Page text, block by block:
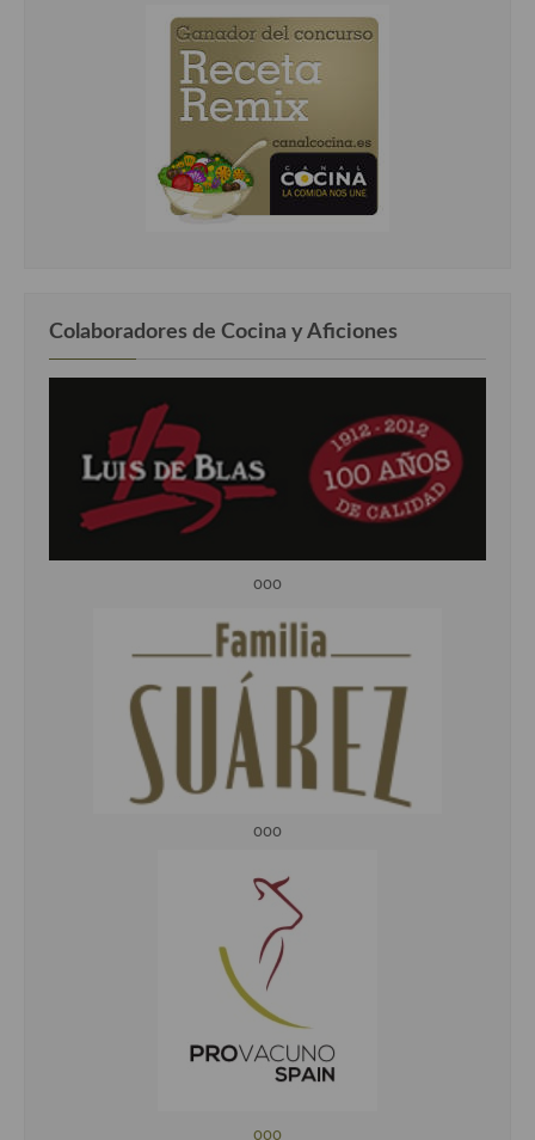
Colaboradores de Cocina y Aficiones
ooo
ooo
ooo